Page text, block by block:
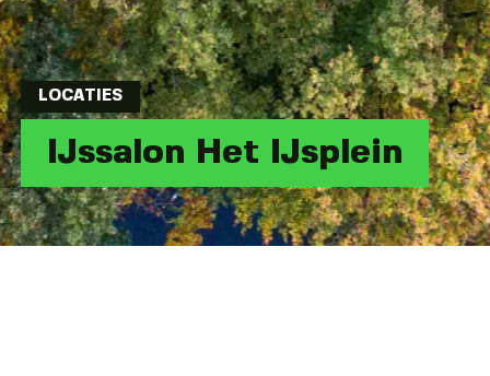
LOCATIES
IJssalon Het IJsplein